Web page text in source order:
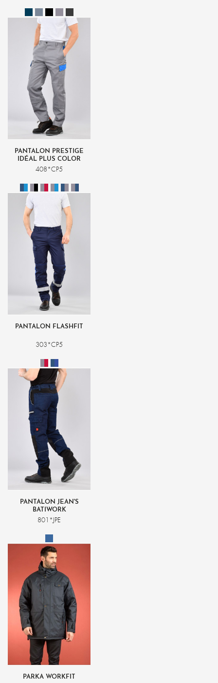
PANTALON PRESTIGE
IDÉAL PLUS COLOR
408*CP5
PANTALON FLASHFIT
303*CP5
PANTALON JEAN'S
BATIWORK
801*JPE
PARKA WORKFIT